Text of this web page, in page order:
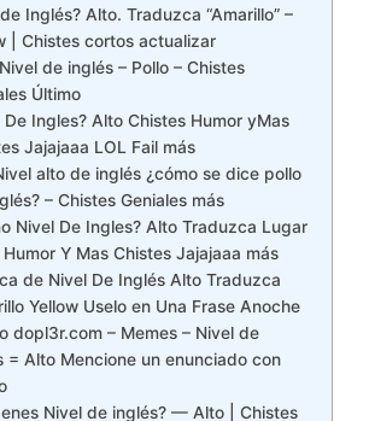
Inglés? Alto. Traduzca “Amarillo” –
| Chistes cortos actualizar
de inglés – Pollo – Chistes
Último
De Ingles? Alto Chistes Humor yMas
Jajajaaa LOL Fail más
alto de inglés ¿cómo se dice pollo
– Chistes Geniales más
Nivel De Ingles? Alto Traduzca Lugar
Humor Y Mas Chistes Jajajaaa más
de Nivel De Inglés Alto Traduzca
Yellow Uselo en Una Frase Anoche
dopl3r.com – Memes – Nivel de
= Alto Mencione un enunciado con
Nivel de inglés? — Alto | Chistes